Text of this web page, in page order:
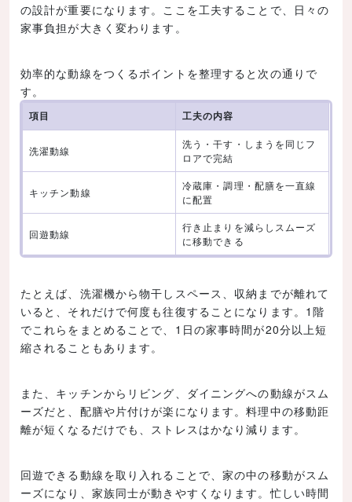
の設計が重要になります。ここを工夫することで、日々の
家事負担が大きく変わります。
効率的な動線をつくるポイントを整理すると次の通りで
す。
項目 工夫の内容
洗濯動線
洗う・干す・しまうを同じフ
ロアで完結
キッチン動線
冷蔵庫・調理・配膳を一直線
に配置
回遊動線
行き止まりを減らしスムーズ
に移動できる
たとえば、洗濯機から物干しスペース、収納までが離れて
いると、それだけで何度も往復することになります。1階
でこれらをまとめることで、1日の家事時間が20分以上短
縮されることもあります。
また、キッチンからリビング、ダイニングへの動線がスム
ーズだと、配膳や片付けが楽になります。料理中の移動距
離が短くなるだけでも、ストレスはかなり減ります。
回遊できる動線を取り入れることで、家の中の移動がスム
ーズになり、家族同士が動きやすくなります。忙しい時間